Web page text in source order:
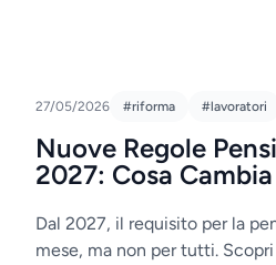
27/05/2026 #riforma #lavoratori
Nuove Regole
2027: Cosa Cambia
Dal 2027, il requisito per la
mese, ma non per tutti.